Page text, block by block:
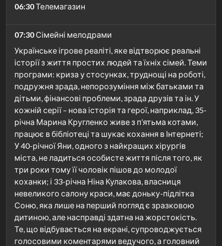
06:30Телемагазин
07:30 Сімейні мелодрами
Українське ігрове реаліті, яке відтворює реальні
історії з життя простих людей та їхніх сімей. Теми
програми: криза у стосунках, труднощі на роботі,
подружня зрада, непорозуміння між батьками та
дітьми, фінансові проблеми, зрада друзів та ін. У
кожній серії – нова історія та герої, наприклад, 35-
річна Марина Кругленко живе з п’ятьма котами,
працює в бібліотеці та шукає кохання в Інтернеті;
У 40-річної Яни, одного з найкращих хірургів
міста, не ладиться особисте життя після того, як
три роки тому її чоловік пішов до молодої
коханки; і 33-річна Ніна Кулакова, власниця
невеликого салону краси, має доньку-підлітка
Соню, яка лише на перший погляд є зразковою
дитиною, але насправді здатна на жорстокість.
Те, що відбувається на екрані, супроводжується
голосовими коментарями ведучого, а головний